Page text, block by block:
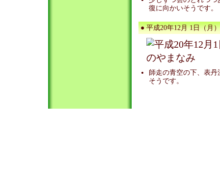
復に向かいそうです。
● 平成20年12月 1日（月
師走の青空の下、表
そうです。